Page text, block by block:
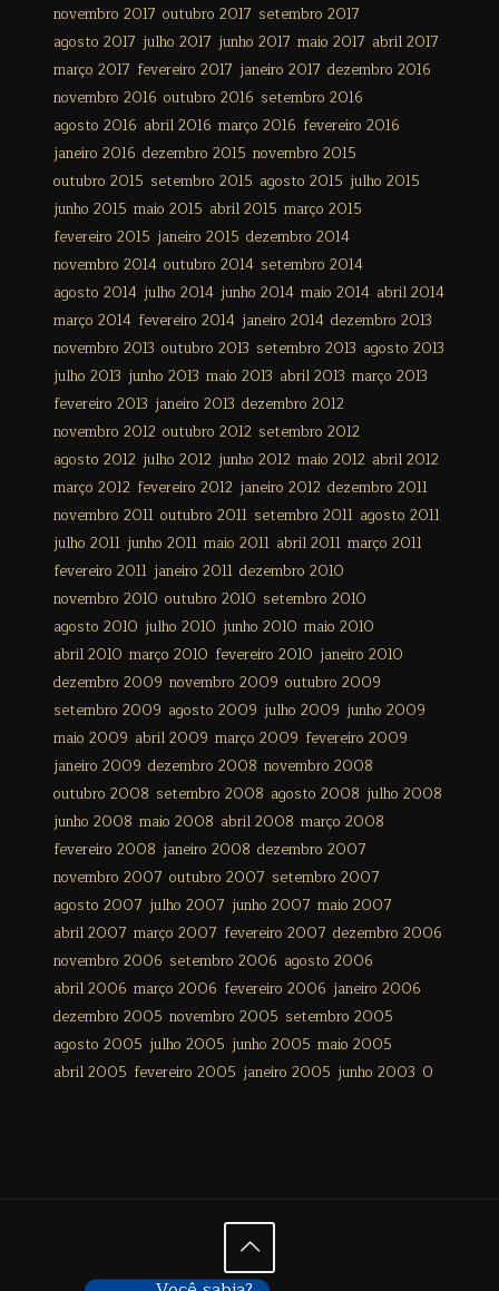
novembro 2017 outubro 2017 setembro 2017
agosto 2017 julho 2017 junho 2017 maio 2017 abril 2017
março 2017 fevereiro 2017 janeiro 2017 dezembro 2016
novembro 2016 outubro 2016 setembro 2016
agosto 2016 abril 2016 março 2016 fevereiro 2016
janeiro 2016 dezembro 2015 novembro 2015
outubro 2015 setembro 2015 agosto 2015 julho 2015
junho 2015 maio 2015 abril 2015 março 2015
fevereiro 2015 janeiro 2015 dezembro 2014
novembro 2014 outubro 2014 setembro 2014
agosto 2014 julho 2014 junho 2014 maio 2014 abril 2014
março 2014 fevereiro 2014 janeiro 2014 dezembro 2013
novembro 2013 outubro 2013 setembro 2013 agosto 2013
julho 2013 junho 2013 maio 2013 abril 2013 março 2013
fevereiro 2013 janeiro 2013 dezembro 2012
novembro 2012 outubro 2012 setembro 2012
agosto 2012 julho 2012 junho 2012 maio 2012 abril 2012
março 2012 fevereiro 2012 janeiro 2012 dezembro 2011
novembro 2011 outubro 2011 setembro 2011 agosto 2011
julho 2011 junho 2011 maio 2011 abril 2011 março 2011
fevereiro 2011 janeiro 2011 dezembro 2010
novembro 2010 outubro 2010 setembro 2010
agosto 2010 julho 2010 junho 2010 maio 2010
abril 2010 março 2010 fevereiro 2010 janeiro 2010
dezembro 2009 novembro 2009 outubro 2009
setembro 2009 agosto 2009 julho 2009 junho 2009
maio 2009 abril 2009 março 2009 fevereiro 2009
janeiro 2009 dezembro 2008 novembro 2008
outubro 2008 setembro 2008 agosto 2008 julho 2008
junho 2008 maio 2008 abril 2008 março 2008
fevereiro 2008 janeiro 2008 dezembro 2007
novembro 2007 outubro 2007 setembro 2007
agosto 2007 julho 2007 junho 2007 maio 2007
abril 2007 março 2007 fevereiro 2007 dezembro 2006
novembro 2006 setembro 2006 agosto 2006
abril 2006 março 2006 fevereiro 2006 janeiro 2006
dezembro 2005 novembro 2005 setembro 2005
agosto 2005 julho 2005 junho 2005 maio 2005
abril 2005 fevereiro 2005 janeiro 2005 junho 2003 0